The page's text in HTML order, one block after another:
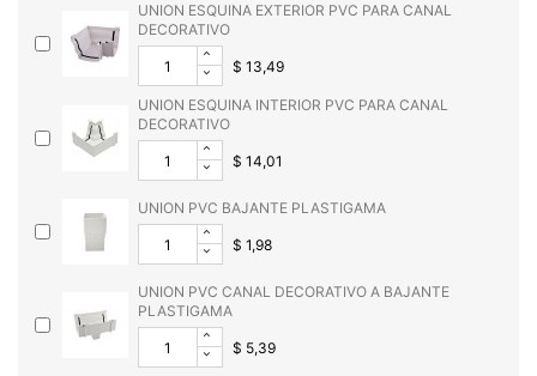
UNION ESQUINA EXTERIOR PVC PARA CANAL
DECORATIVO
$ 13,49
UNION ESQUINA INTERIOR PVC PARA CANAL
DECORATIVO
$ 14,01
UNION PVC BAJANTE PLASTIGAMA
$ 1,98
UNION PVC CANAL DECORATIVO A BAJANTE
PLASTIGAMA
$ 5,39